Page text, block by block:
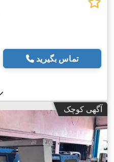
تماس بگیرید
آگهی کوچک